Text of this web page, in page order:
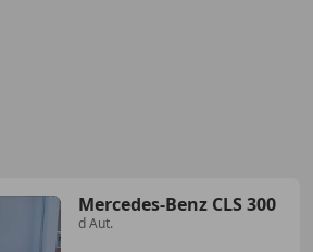
Mercedes-Benz CLS 300
d Aut.